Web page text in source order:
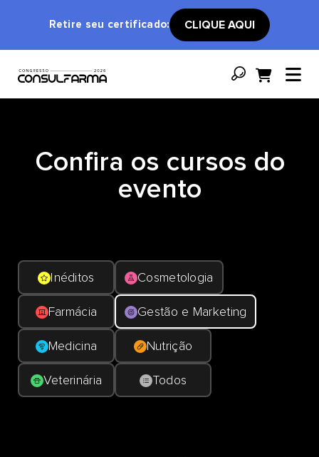
Retire seu certificado: CLIQUE AQUI
Confira os cursos do
evento
Inéditos Cosmetologia
Farmácia Gestão e Marketing
Medicina Nutrição
Veterinária Todos